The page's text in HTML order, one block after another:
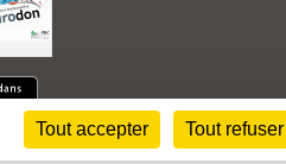
Tout accepter Tout refuser